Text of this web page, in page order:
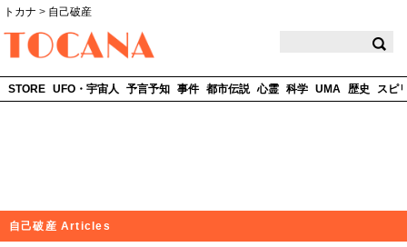
トカナ > 自己破産
STORE UFO・宇宙人 予言予知 事件 都市伝説 心霊 科学 UMA 歴史 スピ
自己破産 Articles